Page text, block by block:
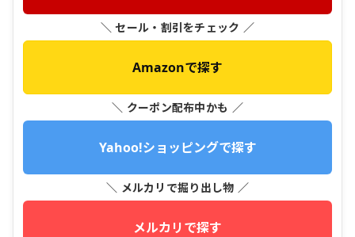
＼ セール・割引をチェック ／
Amazonで探す
＼ クーポン配布中かも ／
Yahoo!ショッピングで探す
＼ メルカリで掘り出し物 ／
メルカリで探す